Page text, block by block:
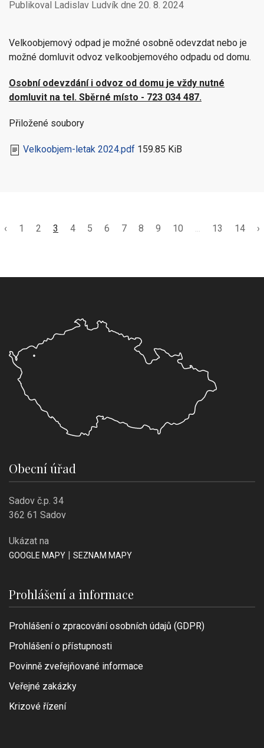
Publikoval Ladislav Ludvík dne 20. 8. 2024
Velkoobjemový odpad je možné osobně odevzdat nebo je
možné domluvit odvoz velkoobjemového odpadu od domu.
Osobní odevzdání i odvoz od domu je vždy nutné
domluvit na tel. Sběrné místo - 723 034 487.
Přiložené soubory
Velkoobjem-letak 2024.pdf 159.85 KiB
‹ 1 2 3 4 5 6 7 8 9 10 ... 13 14 ›
Obecní úřad
Sadov č.p. 34
362 61 Sadov
Ukázat na
GOOGLE MAPY | SEZNAM MAPY
Prohlášení a informace
Prohlášení o zpracování osobních údajů (GDPR)
Prohlášení o přístupnosti
Povinně zveřejňované informace
Veřejné zakázky
Krizové řízení